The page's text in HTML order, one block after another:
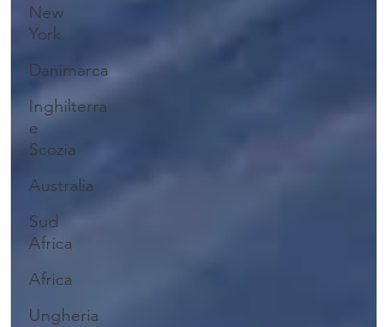
New
York
Danimarca
Inghilterra
e
Scozia
Australia
Sud
Africa
Africa
Ungheria